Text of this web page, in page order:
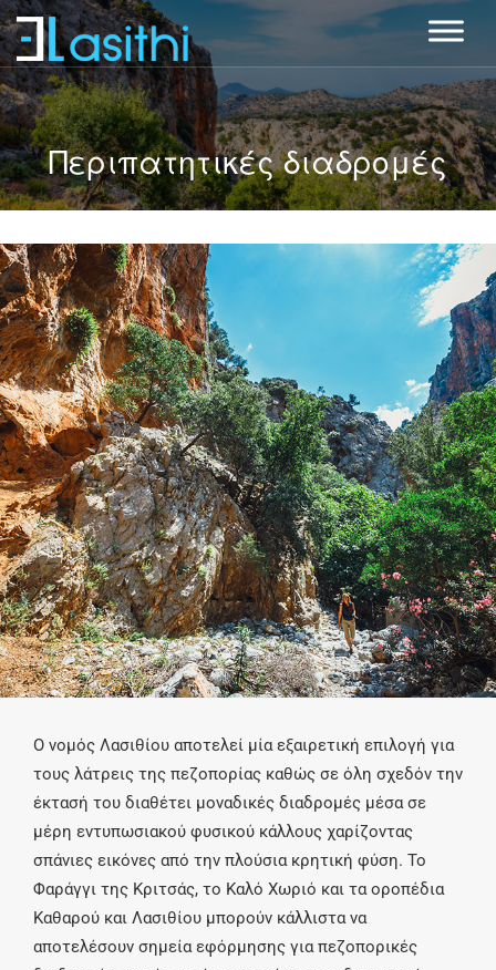
Περιπατητικές διαδρομές
Ο νομός Λασιθίου αποτελεί μία εξαιρετική επιλογή για
τους λάτρεις της πεζοπορίας καθώς σε όλη σχεδόν την
έκτασή του διαθέτει μοναδικές διαδρομές μέσα σε
μέρη εντυπωσιακού φυσικού κάλλους χαρίζοντας
σπάνιες εικόνες από την πλούσια κρητική φύση. Το
Φαράγγι της Κριτσάς, το Καλό Χωριό και τα οροπέδια
Καθαρού και Λασιθίου μπορούν κάλλιστα να
αποτελέσουν σημεία εφόρμησης για πεζοπορικές